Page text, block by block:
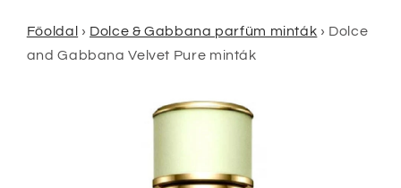
Főoldal › Dolce & Gabbana parfüm minták › Dolce
and Gabbana Velvet Pure minták